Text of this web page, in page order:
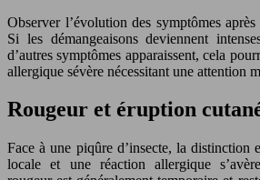
Observer l’évolution des symptômes
Si les démangeaisons deviennent
d’autres symptômes apparaissent, cela
allergique sévère nécessitant une attention
Rougeur et éruption
Face à une piqûre d’insecte, la distinction
locale et une réaction allergique